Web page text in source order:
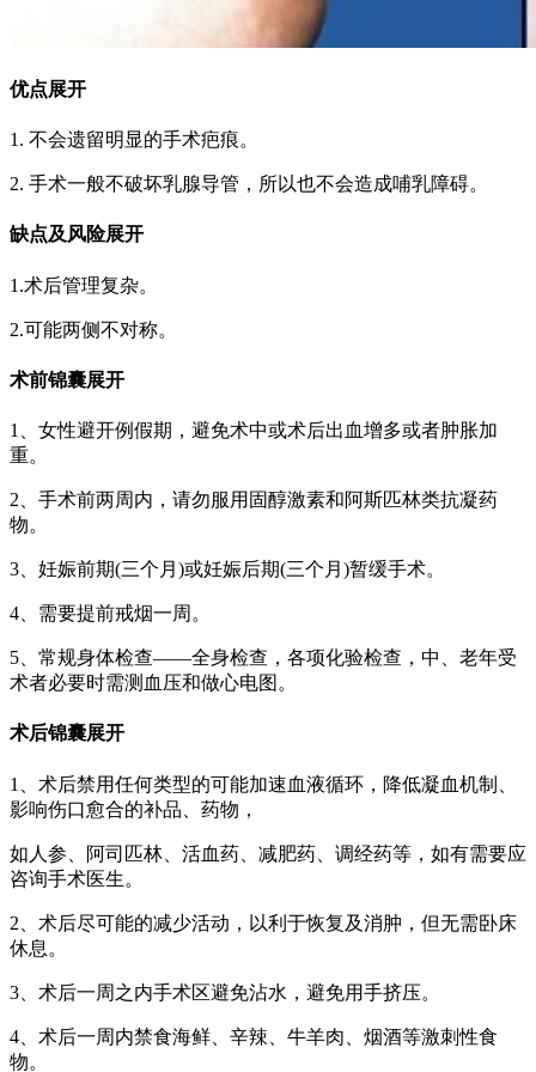
优点展开
1. 不会遗留明显的手术疤痕。
2. 手术一般不破坏乳腺导管，所以也不会造成哺乳障碍。
缺点及风险展开
1.术后管理复杂。
2.可能两侧不对称。
术前锦囊展开
1、女性避开例假期，避免术中或术后出血增多或者肿胀加
重。
2、手术前两周内，请勿服用固醇激素和阿斯匹林类抗凝药
物。
3、妊娠前期(三个月)或妊娠后期(三个月)暂缓手术。
4、需要提前戒烟一周。
5、常规身体检查——全身检查，各项化验检查，中、老年受
术者必要时需测血压和做心电图。
术后锦囊展开
1、术后禁用任何类型的可能加速血液循环，降低凝血机制、
影响伤口愈合的补品、药物，
如人参、阿司匹林、活血药、减肥药、调经药等，如有需要应
咨询手术医生。
2、术后尽可能的减少活动，以利于恢复及消肿，但无需卧床
休息。
3、术后一周之内手术区避免沾水，避免用手挤压。
4、术后一周内禁食海鲜、辛辣、牛羊肉、烟酒等激刺性食
物。